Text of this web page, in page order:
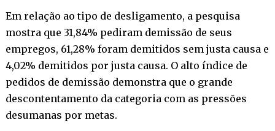
Em relação ao tipo de desligamento, a pesquisa
mostra que 31,84% pediram demissão de seus
empregos, 61,28% foram demitidos sem justa causa e
4,02% demitidos por justa causa. O alto índice de
pedidos de demissão demonstra que o grande
descontentamento da categoria com as pressões
desumanas por metas.